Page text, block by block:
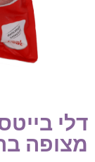
דלי
מצופה ברווז